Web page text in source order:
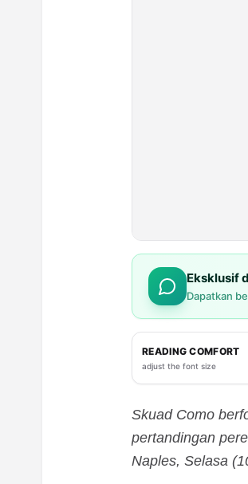
Eksklusif
Dapatkan
READING COMFORT
adjust the font size
Skuad Como
pertandingan
Naples, Selasa